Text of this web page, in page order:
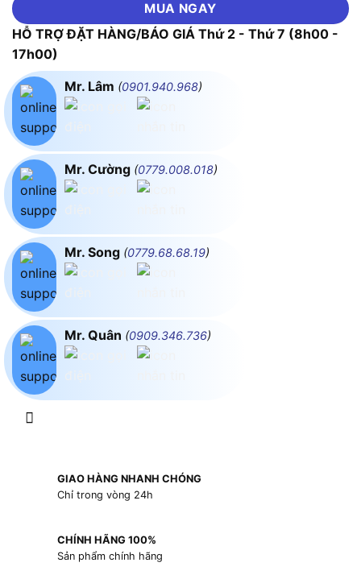
MUA NGAY
HỖ TRỢ ĐẶT HÀNG/BÁO GIÁ Thứ 2 - Thứ 7 (8h00 -
17h00)
Mr. Lâm (0901.940.968)
Mr. Cường (0779.008.018)
Mr. Song (0779.68.68.19)
Mr. Quân (0909.346.736)
GIAO HÀNG NHANH CHÓNG
Chỉ trong vòng 24h
CHÍNH HÃNG 100%
Sản phẩm chính hãng